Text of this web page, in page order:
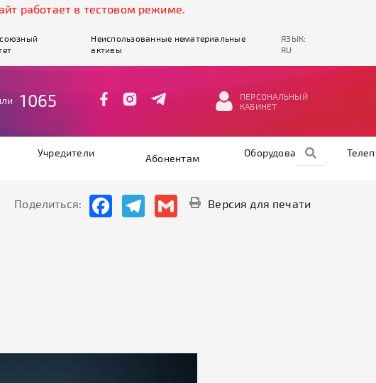
работает в тестовом режиме.
Неиспользованные нематериальные
активы
ЯЗЫК:
RU
1065
ПЕРСОНАЛЬНЫЙ
КАБИНЕТ
Учредители Абонентам Оборудование
Поделиться: FacebookTelegramGmail Версия для печати